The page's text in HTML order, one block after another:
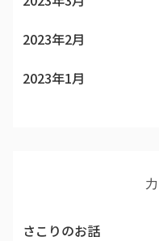
2023年2月
2023年1月
さこりのお話